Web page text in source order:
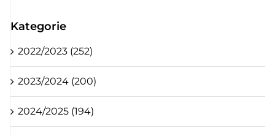
Kategorie
2022/2023 (252)
2023/2024 (200)
2024/2025 (194)